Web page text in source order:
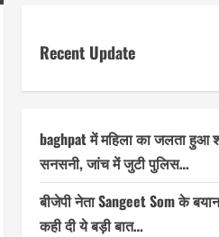
Recent Update
baghpat में महिला का जलता हुआ
सनसनी, जांच में जुटी पुलिस…
बीजेपी नेता Sangeet Som के
कही दी ये बड़ी बात…